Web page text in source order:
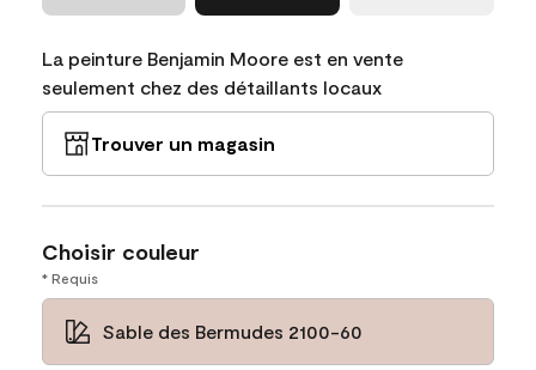
La peinture Benjamin Moore est en vente
seulement chez des détaillants locaux
Trouver un magasin
Choisir couleur
* Requis
Sable des Bermudes 2100-60